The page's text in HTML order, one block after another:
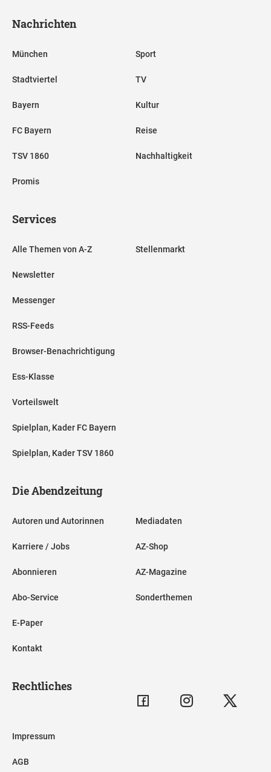
Nachrichten
München
Stadtviertel
Bayern
FC Bayern
TSV 1860
Promis
Sport
TV
Kultur
Reise
Nachhaltigkeit
Services
Alle Themen von A-Z
Newsletter
Messenger
RSS-Feeds
Browser-Benachrichtigung
Ess-Klasse
Vorteilswelt
Spielplan, Kader FC Bayern
Spielplan, Kader TSV 1860
Stellenmarkt
Die Abendzeitung
Autoren und Autorinnen
Karriere / Jobs
Abonnieren
Abo-Service
E-Paper
Kontakt
Mediadaten
AZ-Shop
AZ-Magazine
Sonderthemen
Rechtliches
Impressum
AGB